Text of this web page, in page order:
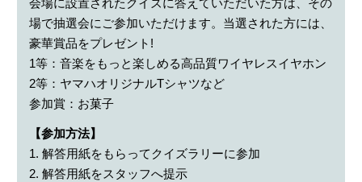
会場に設置されたクイズに答えていただいた方は、その
場で抽選会にご参加いただけます。当選された方には、
豪華賞品をプレゼント!
1等：音楽をもっと楽しめる高品質ワイヤレスイヤホン
2等：ヤマハオリジナルTシャツなど
参加賞：お菓子
【参加方法】
1. 解答用紙をもらってクイズラリーに参加
2. 解答用紙をスタッフへ提示